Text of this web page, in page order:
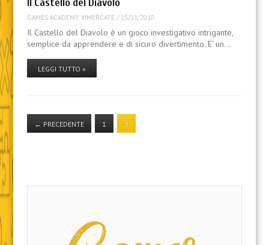
GAMES ACADEMY VIMERCATE / 15/11/2010
Il Castello del Diavolo è un gioco investigativo intrigante,
semplice da apprendere e di sicuro divertimento. E’ un…
LEGGI TUTTO »
← PRECEDENTE 1 2